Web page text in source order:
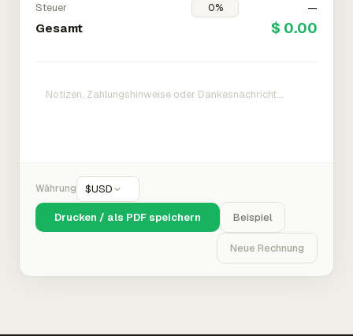
Steuer
—
Gesamt $ 0.00
Währung $USD
Drucken / als PDF speichern Beispiel
Neue Rechnung